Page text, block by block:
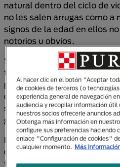
natural dentro del ciclo de
no les salen arrugas como a
signos de la edad en ellos
notorios u obvios.
Si bien no hay una edad
tu felino ya es mayor, se
partir de los 7 años. Los
del gato empiezan desde el
se acercan a su edad de
gradualmente al igual que
Para que en esta etapa del
conserve la salud y vitalidad,
fundamentales. Con una
Al hacer clic en el botón "Aceptar
de cookies de terceros (o
experiencia general de navegación
audiencia y recopilar información útil
nuestros socios ofrecerle anuncios
Obtenga más información en
configure sus preferencias haciendo
enlace "Configuración de cookies"
cualquier momento. Más